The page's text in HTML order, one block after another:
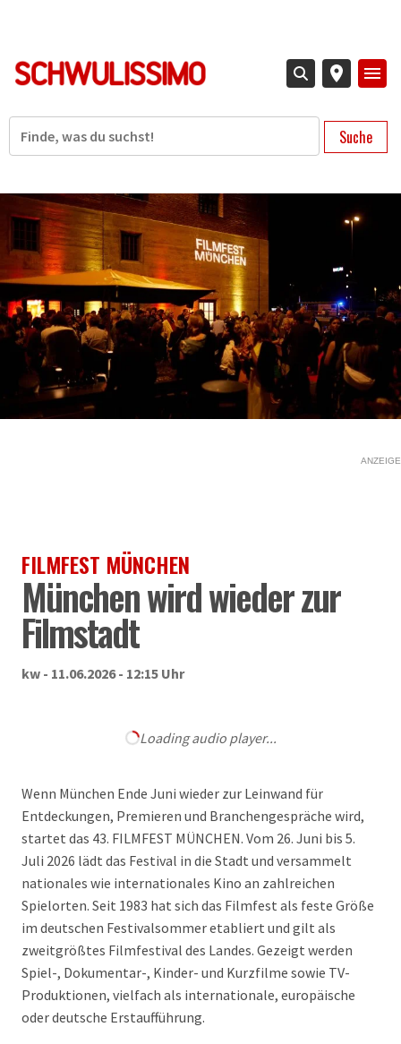
Suche
ANZEIGE
FILMFEST MÜNCHEN
München wird wieder zur
Filmstadt
kw - 11.06.2026 - 12:15 Uhr
Loading audio player...
Wenn München Ende Juni wieder zur Leinwand für
Entdeckungen, Premieren und Branchengespräche wird,
startet das 43. FILMFEST MÜNCHEN. Vom 26. Juni bis 5.
Juli 2026 lädt das Festival in die Stadt und versammelt
nationales wie internationales Kino an zahlreichen
Spielorten. Seit 1983 hat sich das Filmfest als feste Größe
im deutschen Festivalsommer etabliert und gilt als
zweitgrößtes Filmfestival des Landes. Gezeigt werden
Spiel-, Dokumentar-, Kinder- und Kurzfilme sowie TV-
Produktionen, vielfach als internationale, europäische
oder deutsche Erstaufführung.